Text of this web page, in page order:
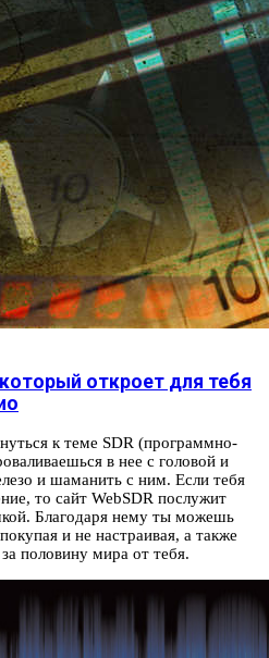
который откроет для тебя
к теме SDR (программно-
в нее с головой и
и шаманить с ним. Если тебя
то сайт WebSDR послужит
Благодаря нему ты можешь
и не настраивая, а также
половину мира от тебя.